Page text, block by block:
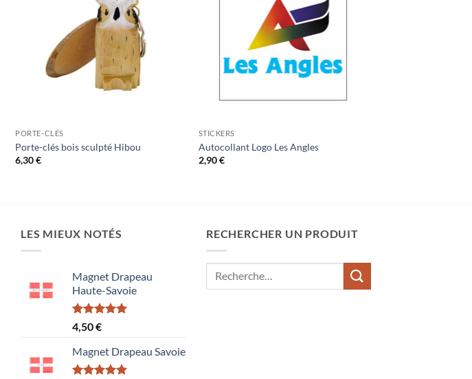
PORTE-CLÉS
Porte-clés bois sculpté Hibou
6,30€
STICKERS
Autocollant Logo Les Angles
2,90€
LES MIEUX NOTÉS
Magnet Drapeau
Haute-Savoie
Note5.00
sur 5
4,50€
Magnet Drapeau Savoie
RECHERCHER UN PRODUIT
Recherche